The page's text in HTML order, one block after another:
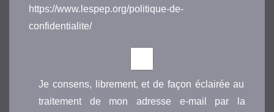
https://www.lespep.org/politique-de-
confidentialite/
Je consens, librement, et de façon éclairée au
traitement de mon adresse e-mail par la